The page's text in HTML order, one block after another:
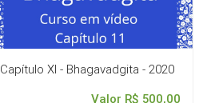
Capítulo XI - Bhagavadgita - 2020
Valor R$ 500,00